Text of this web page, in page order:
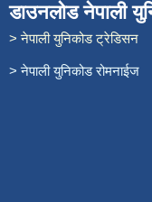
डाउनलोड नेपाली
> नेपाली युनिकोड ट्रेडिसन
> नेपाली युनिकोड रोमनाईज